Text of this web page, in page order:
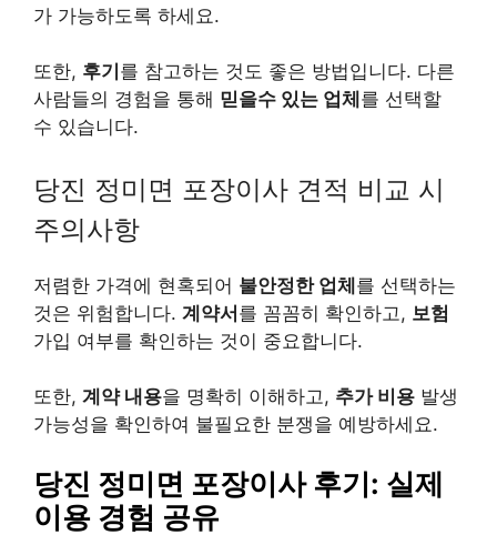
가 가능하도록 하세요.
또한, 후기 를 참고하는 것도 좋은 방법입니다. 다른
사람들의 경험을 통해 믿을수 있는 업체 를 선택할
수 있습니다.
당진 정미면 포장이사 견적 비교 시
주의사항
저렴한 가격에 현혹되어 불안정한 업체를 선택하는
것은 위험합니다. 계약서를 꼼꼼히 확인하고, 보험
가입 여부를 확인하는 것이 중요합니다.
또한, 계약 내용을 명확히 이해하고, 추가 비용 발생
가능성을 확인하여 불필요한 분쟁을 예방하세요.
당진 정미면 포장이사 후기: 실제
이용 경험 공유